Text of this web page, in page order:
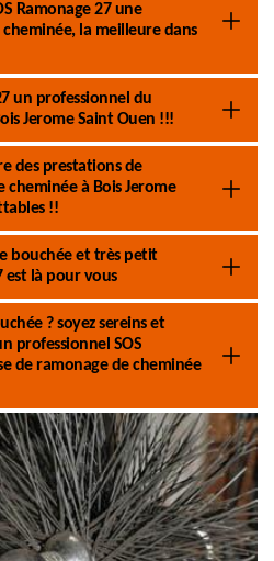
Ramonage 27 une
la meilleure dans
un professionnel du
Jerome Saint Ouen !!!
des prestations de
cheminée à Bois Jerome
!!
bouchée et très petit
est là pour vous
? soyez sereins et
professionnel SOS
de ramonage de cheminée